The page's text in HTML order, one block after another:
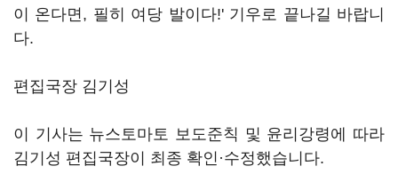
이 온다면, 필히 여당 발이다!' 기우로 끝나길 바랍니
다.
편집국장 김기성
이 기사는 뉴스토마토 보도준칙 및 윤리강령에 따라
김기성 편집국장이 최종 확인·수정했습니다.